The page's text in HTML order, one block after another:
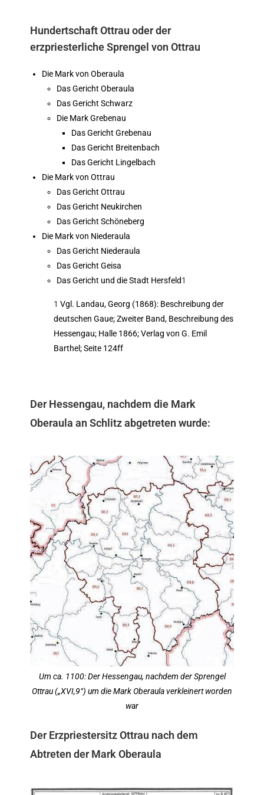
Hundertschaft Ottrau oder der
erzpriesterliche Sprengel von Ottrau
Die Mark von Oberaula
Das Gericht Oberaula
Das Gericht Schwarz
Die Mark Grebenau
Das Gericht Grebenau
Das Gericht Breitenbach
Das Gericht Lingelbach
Die Mark von Ottrau
Das Gericht Ottrau
Das Gericht Neukirchen
Das Gericht Schöneberg
Die Mark von Niederaula
Das Gericht Niederaula
Das Gericht Geisa
Das Gericht und die Stadt Hersfeld1
1 Vgl. Landau, Georg (1868): Beschreibung der
deutschen Gaue; Zweiter Band, Beschreibung des
Hessengau; Halle 1866; Verlag von G. Emil
Barthel; Seite 124ff
Der Hessengau, nachdem die Mark
Oberaula an Schlitz abgetreten wurde:
Um ca. 1100: Der Hessengau, nachdem der Sprengel
Ottrau („XVI,9“) um die Mark Oberaula verkleinert worden
war
Der Erzpriestersitz Ottrau nach dem
Abtreten der Mark Oberaula